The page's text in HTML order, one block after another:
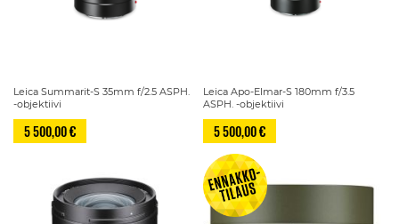
Leica Summarit-S 35mm f/2.5 ASPH.
-objektiivi
5 500,00 €
Leica Apo-Elmar-S 180mm f/3.5
ASPH. -objektiivi
5 500,00 €